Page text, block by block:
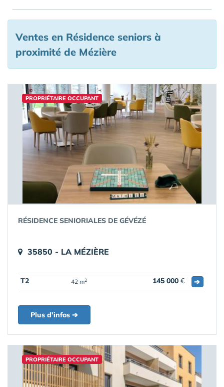
Ventes en Résidence seniors à
proximité de Mézière
PROPRIÉTAIRE OCCUPANT
RÉSIDENCE SENIORIALES DE GÉVÉZÉ
35850 - LA MÉZIÈRE
T2 42 m2 145 000 € ➔
Plus d'infos ➔
PROPRIÉTAIRE OCCUPANT